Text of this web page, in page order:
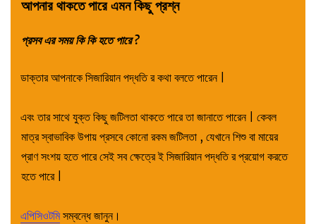
আপনার থাকতে পারে এমন কিছু প্রশ্ন
প্রসব এর সময় কি কি হতে পারে ?
ডাক্তার আপনাকে সিজারিয়ান পদ্ধতি র কথা বলতে পারেন |
এবং তার সাথে যুক্ত কিছু জটিলতা থাকতে পারে তা জানাতে পারেন | কেবল
মাত্র স্বাভাবিক উপায় প্রসবে কোনো রকম জটিলতা , যেখানে শিশু বা মায়ের
প্রাণ সংশয় হতে পারে সেই সব ক্ষেত্রে ই সিজারিয়ান পদ্ধতি র প্রয়োগ করতে
হতে পারে |
এপিসিওটমিসম্বন্ধে জানুন।